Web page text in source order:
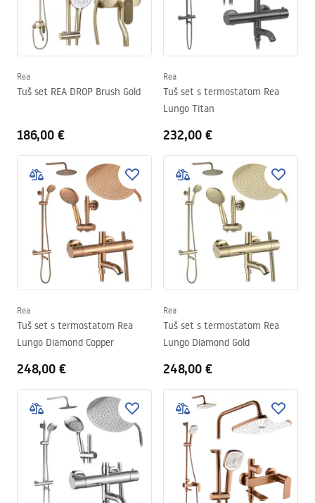
Rea
Tuš set REA DROP Brush Gold
186,00 €
Rea
Tuš set s termostatom Rea
Lungo Titan
232,00 €
Rea
Tuš set s termostatom Rea
Lungo Diamond Copper
248,00 €
Rea
Tuš set s termostatom Rea
Lungo Diamond Gold
248,00 €